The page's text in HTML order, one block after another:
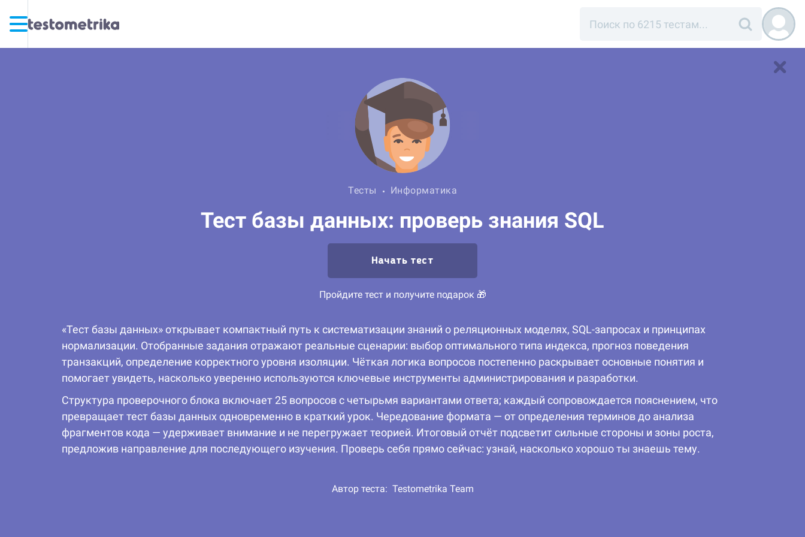
Тесты Информатика
Тест базы данных: проверь знания SQL
Начать тест
Пройдите тест и получите подарок 🎁
«Тест базы данных» открывает компактный путь к систематизации знаний о реляционных моделях, SQL-запросах и принципах
нормализации. Отобранные задания отражают реальные сценарии: выбор оптимального типа индекса, прогноз поведения
транзакций, определение корректного уровня изоляции. Чёткая логика вопросов постепенно раскрывает основные понятия и
помогает увидеть, насколько уверенно используются ключевые инструменты администрирования и разработки.
Структура проверочного блока включает 25 вопросов с четырьмя вариантами ответа; каждый сопровождается пояснением, что
превращает тест базы данных одновременно в краткий урок. Чередование формата — от определения терминов до анализа
фрагментов кода — удерживает внимание и не перегружает теорией. Итоговый отчёт подсветит сильные стороны и зоны роста,
предложив направление для последующего изучения. Проверь себя прямо сейчас: узнай, насколько хорошо ты знаешь тему.
Автор теста: Testometrika Team